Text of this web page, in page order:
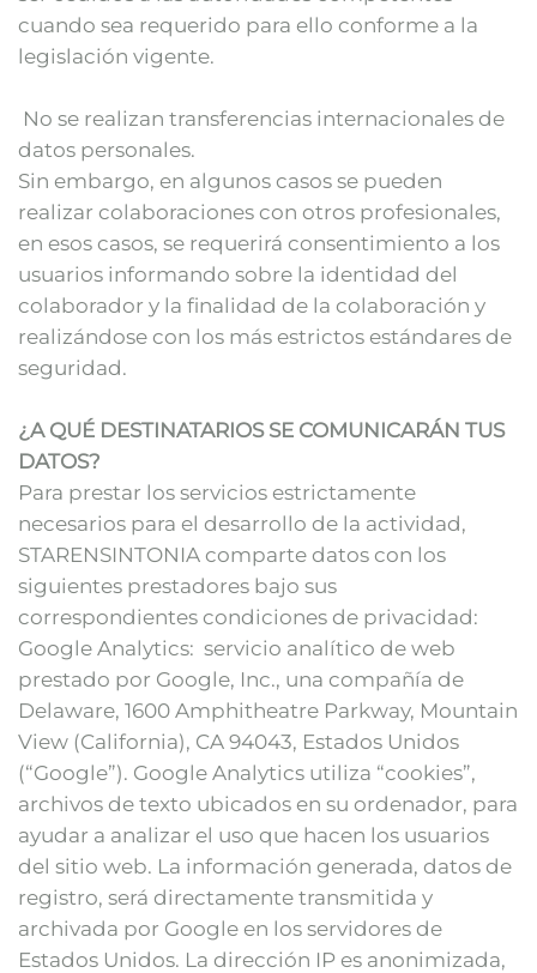
cuando sea requerido para ello conforme a la
legislación vigente.
No se realizan transferencias internacionales de
datos personales.
Sin embargo, en algunos casos se pueden
realizar colaboraciones con otros profesionales,
en esos casos, se requerirá consentimiento a los
usuarios informando sobre la identidad del
colaborador y la finalidad de la colaboración y
realizándose con los más estrictos estándares de
seguridad.
¿A QUÉ DESTINATARIOS SE COMUNICARÁN TUS
DATOS?
Para prestar los servicios estrictamente
necesarios para el desarrollo de la actividad,
STARENSINTONIA comparte datos con los
siguientes prestadores bajo sus
correspondientes condiciones de privacidad:
Google Analytics: servicio analítico de web
prestado por Google, Inc., una compañía de
Delaware, 1600 Amphitheatre Parkway, Mountain
View (California), CA 94043, Estados Unidos
(“Google”). Google Analytics utiliza “cookies”,
archivos de texto ubicados en su ordenador, para
ayudar a analizar el uso que hacen los usuarios
del sitio web. La información generada, datos de
registro, será directamente transmitida y
archivada por Google en los servidores de
Estados Unidos. La dirección IP es anonimizada,